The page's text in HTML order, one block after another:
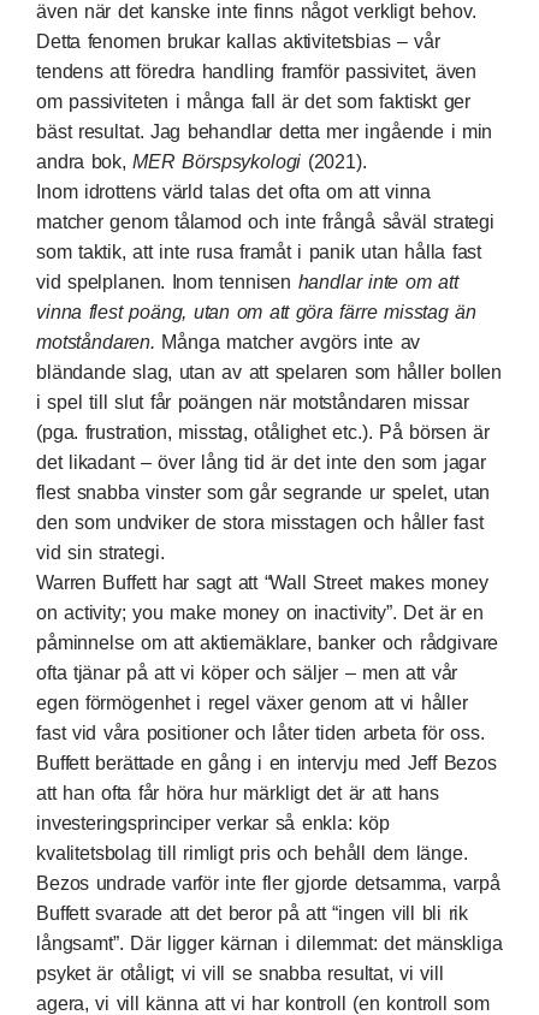
även när det kanske inte finns något verkligt behov.
Detta fenomen brukar kallas aktivitetsbias – vår
tendens att föredra handling framför passivitet, även
om passiviteten i många fall är det som faktiskt ger
bäst resultat. Jag behandlar detta mer ingående i min
andra bok,MER Börspsykologi (2021).
Inom idrottens värld talas det ofta om att vinna
matcher genom tålamod och inte frångå såväl strategi
som taktik, att inte rusa framåt i panik utan hålla fast
vid spelplanen. Inom tennisen handlar inte om att
vinna flest poäng, utan om att göra färre misstag än
motståndaren. Många matcher avgörs inte av
bländande slag, utan av att spelaren som håller bollen
i spel till slut får poängen när motståndaren missar
(pga. frustration, misstag, otålighet etc.). På börsen är
det likadant – över lång tid är det inte den som jagar
flest snabba vinster som går segrande ur spelet, utan
den som undviker de stora misstagen och håller fast
vid sin strategi.
Warren Buffett har sagt att “Wall Street makes money
on activity; you make money on inactivity”. Det är en
påminnelse om att aktiemäklare, banker och rådgivare
ofta tjänar på att vi köper och säljer – men att vår
egen förmögenhet i regel växer genom att vi håller
fast vid våra positioner och låter tiden arbeta för oss.
Buffett berättade en gång i en intervju med Jeff Bezos
att han ofta får höra hur märkligt det är att hans
investeringsprinciper verkar så enkla: köp
kvalitetsbolag till rimligt pris och behåll dem länge.
Bezos undrade varför inte fler gjorde detsamma, varpå
Buffett svarade att det beror på att “ingen vill bli rik
långsamt”. Där ligger kärnan i dilemmat: det mänskliga
psyket är otåligt; vi vill se snabba resultat, vi vill
agera, vi vill känna att vi har kontroll (en kontroll som